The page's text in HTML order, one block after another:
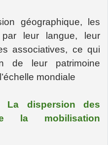
géographique, les
leur langue, leur
associatives, ce qui
de leur patrimoine
mondiale
La dispersion des
la mobilisation